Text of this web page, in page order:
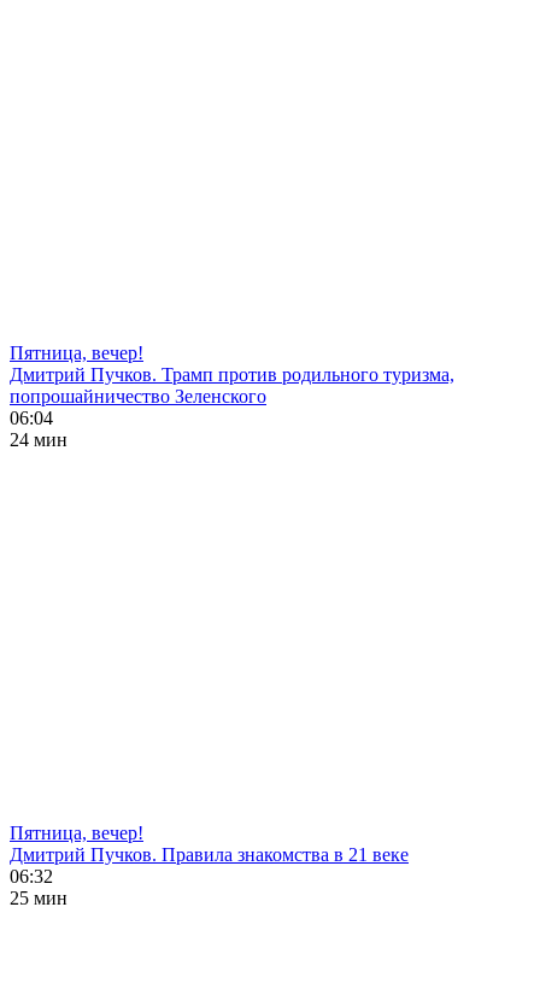
Пятница, вечер!
Дмитрий Пучков. Трамп против родильного туризма,
попрошайничество Зеленского
06:04
24 мин
Пятница, вечер!
Дмитрий Пучков. Правила знакомства в 21 веке
06:32
25 мин